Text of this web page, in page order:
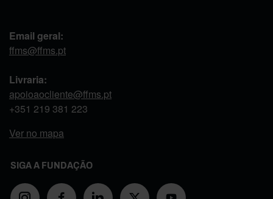
Email geral:
ffms@ffms.pt
Livraria:
apoioaocliente@ffms.pt
+351 219 381 223
Ver no mapa
SIGA A FUNDAÇÃO